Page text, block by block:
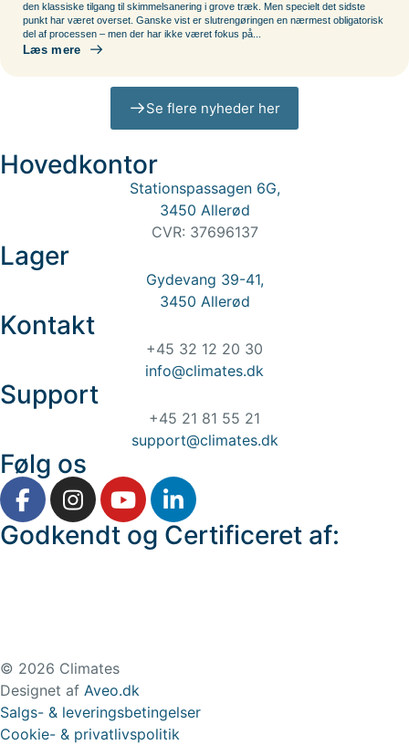
den klassiske tilgang til skimmelsanering i grove træk. Men specielt det sidste
punkt har været overset. Ganske vist er slutrengøringen en nærmest obligatorisk
del af processen – men der har ikke været fokus på...
Læs mere
Se flere nyheder her
Hovedkontor
Stationspassagen 6G,
3450 Allerød
CVR: 37696137
Lager
Gydevang 39-41,
3450 Allerød
Kontakt
+45 32 12 20 30
info@climates.dk
Support
+45 21 81 55 21
support@climates.dk
Følg os
Godkendt og Certificeret af:
© 2026 Climates
Designet af Aveo.dk
Salgs- & leveringsbetingelser
Cookie- & privatlivspolitik